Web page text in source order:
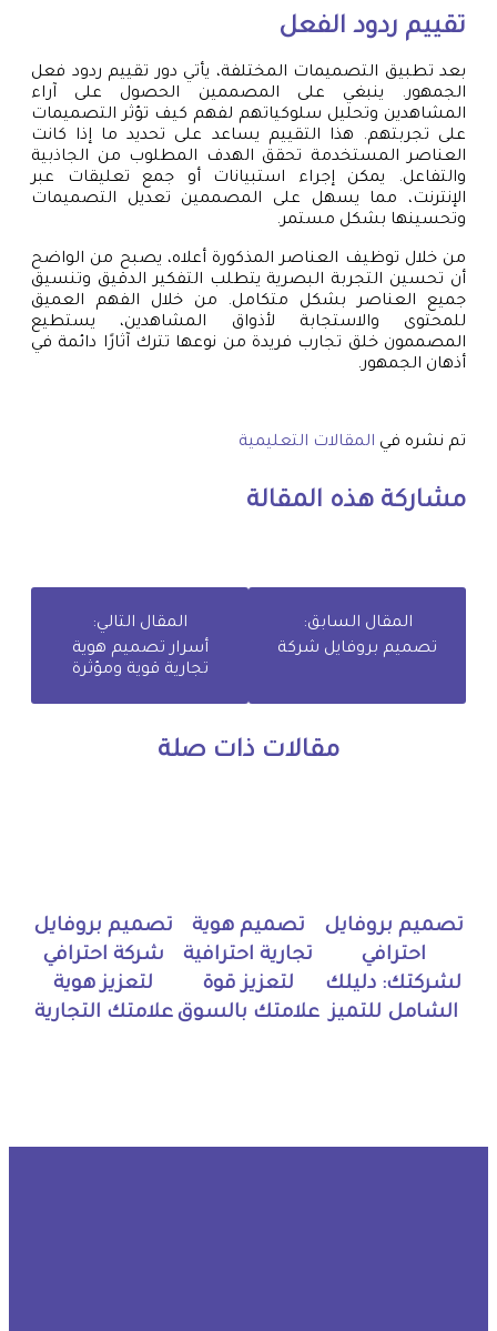
تقييم ردود الفعل
بعد تطبيق التصميمات المختلفة، يأتي دور تقييم ردود فعل
الجمهور. ينبغي على المصممين الحصول على آراء
المشاهدين وتحليل سلوكياتهم لفهم كيف تؤثر التصميمات
على تجربتهم. هذا التقييم يساعد على تحديد ما إذا كانت
العناصر المستخدمة تحقق الهدف المطلوب من الجاذبية
والتفاعل. يمكن إجراء استبيانات أو جمع تعليقات عبر
الإنترنت، مما يسهل على المصممين تعديل التصميمات
وتحسينها بشكل مستمر.
من خلال توظيف العناصر المذكورة أعلاه، يصبح من الواضح
أن تحسين التجربة البصرية يتطلب التفكير الدقيق وتنسيق
جميع العناصر بشكل متكامل. من خلال الفهم العميق
للمحتوى والاستجابة لأذواق المشاهدين، يستطيع
المصممون خلق تجارب فريدة من نوعها تترك آثارًا دائمة في
أذهان الجمهور.
تم نشره في المقالات التعليمية
مشاركة هذه المقالة
المقال السابق:
تصميم بروفايل شركة
المقال التالي:
أسرار تصميم هوية
تجارية قوية ومؤثرة
مقالات ذات صلة
تصميم بروفايل
احترافي
لشركتك: دليلك
الشامل للتميز
تصميم هوية
تجارية احترافية
لتعزيز قوة
علامتك بالسوق
تصميم بروفايل
شركة احترافي
لتعزيز هوية
علامتك التجارية